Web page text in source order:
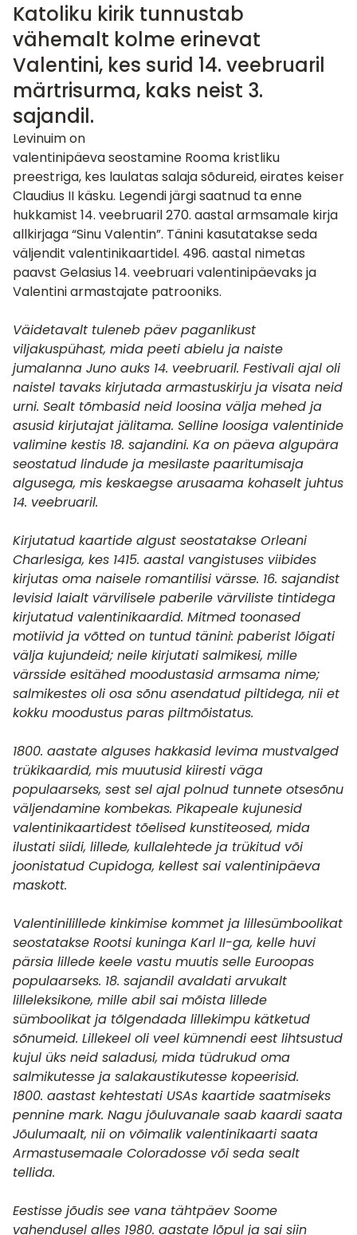
Katoliku kirik tunnustab
vähemalt kolme erinevat
Valentini, kes surid 14. veebruaril
märtrisurma, kaks neist 3.
sajandil.
Levinuim on
valentinipäeva seostamine Rooma kristliku
preestriga, kes laulatas salaja sõdureid, eirates keiser
Claudius II käsku. Legendi järgi saatnud ta enne
hukkamist 14. veebruaril 270. aastal armsamale kirja
allkirjaga “Sinu Valentin”. Tänini kasutatakse seda
väljendit valentinikaartidel. 496. aastal nimetas
paavst Gelasius 14. veebruari valentinipäevaks ja
Valentini armastajate patrooniks.
Väidetavalt tuleneb päev paganlikust
viljakuspühast, mida peeti abielu ja naiste
jumalanna Juno auks 14. veebruaril. Festivali ajal oli
naistel tavaks kirjutada armastuskirju ja visata neid
urni. Sealt tõmbasid neid loosina välja mehed ja
asusid kirjutajat jälitama. Selline loosiga valentinide
valimine kestis 18. sajandini. Ka on päeva algupära
seostatud lindude ja mesilaste paaritumisaja
algusega, mis keskaegse arusaama kohaselt juhtus
14. veebruaril.
Kirjutatud kaartide algust seostatakse Orleani
Charlesiga, kes 1415. aastal vangistuses viibides
kirjutas oma naisele romantilisi värsse. 16. sajandist
levisid laialt värvilisele paberile värviliste tintidega
kirjutatud valentinikaardid. Mitmed toonased
motiivid ja võtted on tuntud tänini: paberist lõigati
välja kujundeid; neile kirjutati salmikesi, mille
värsside esitähed moodustasid armsama nime;
salmikestes oli osa sõnu asendatud piltidega, nii et
kokku moodustus paras piltmõistatus.
1800. aastate alguses hakkasid levima mustvalged
trükikaardid, mis muutusid kiiresti väga
populaarseks, sest sel ajal polnud tunnete otsesõnu
väljendamine kombekas. Pikapeale kujunesid
valentinikaartidest tõelised kunstiteosed, mida
ilustati siidi, lillede, kullalehtede ja trükitud või
joonistatud Cupidoga, kellest sai valentinipäeva
maskott.
Valentinilillede kinkimise kommet ja lillesümboolikat
seostatakse Rootsi kuninga Karl II-ga, kelle huvi
pärsia lillede keele vastu muutis selle Euroopas
populaarseks. 18. sajandil avaldati arvukalt
lilleleksikone, mille abil sai mõista lillede
sümboolikat ja tõlgendada lillekimpu kätketud
sõnumeid. Lillekeel oli veel kümnendi eest lihtsustud
kujul üks neid saladusi, mida tüdrukud oma
salmikutesse ja salakaustikutesse kopeerisid.
1800. aastast kehtestati USAs kaartide saatmiseks
pennine mark. Nagu jõuluvanale saab kaardi saata
Jõulumaalt, nii on võimalik valentinikaarti saata
Armastusemaale Coloradosse või seda sealt
tellida.
Eestisse jõudis see vana tähtpäev Soome
vahendusel alles 1980. aastate lõpul ja sai siin